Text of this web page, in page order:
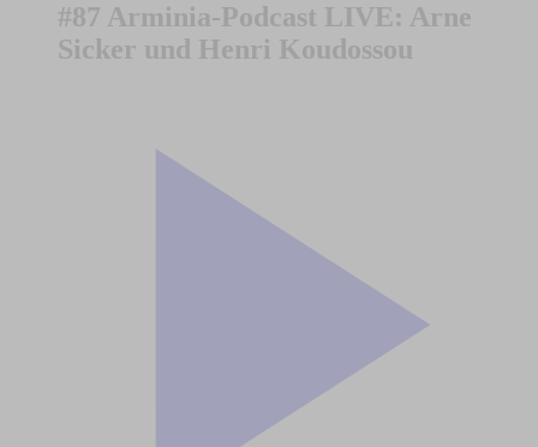
#87 Arminia-Podcast LIVE: Arne
Sicker und Henri Koudossou